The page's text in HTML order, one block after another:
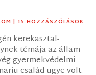
| 15 HOZZÁSZÓLÁSOK
kerekasztal-
témája az állam
gyermekvédelmi
család ügye volt.